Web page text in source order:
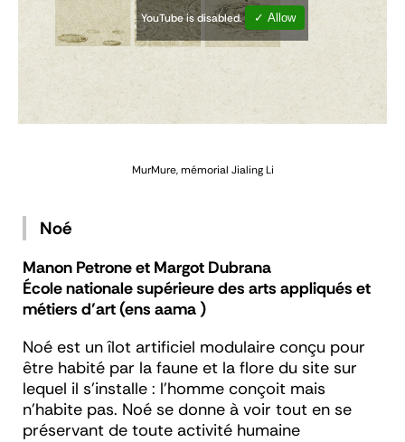
YouTube is disabled. ✓ Allow
MurMure, mémorial Jialing Li
Noé
Manon Petrone et Margot Dubrana
École nationale supérieure des arts appliqués et
métiers d’art (ens aama )
Noé est un îlot artificiel modulaire conçu pour
être habité par la faune et la flore du site sur
lequel il s’installe : l’homme conçoit mais
n’habite pas. Noé se donne à voir tout en se
préservant de toute activité humaine